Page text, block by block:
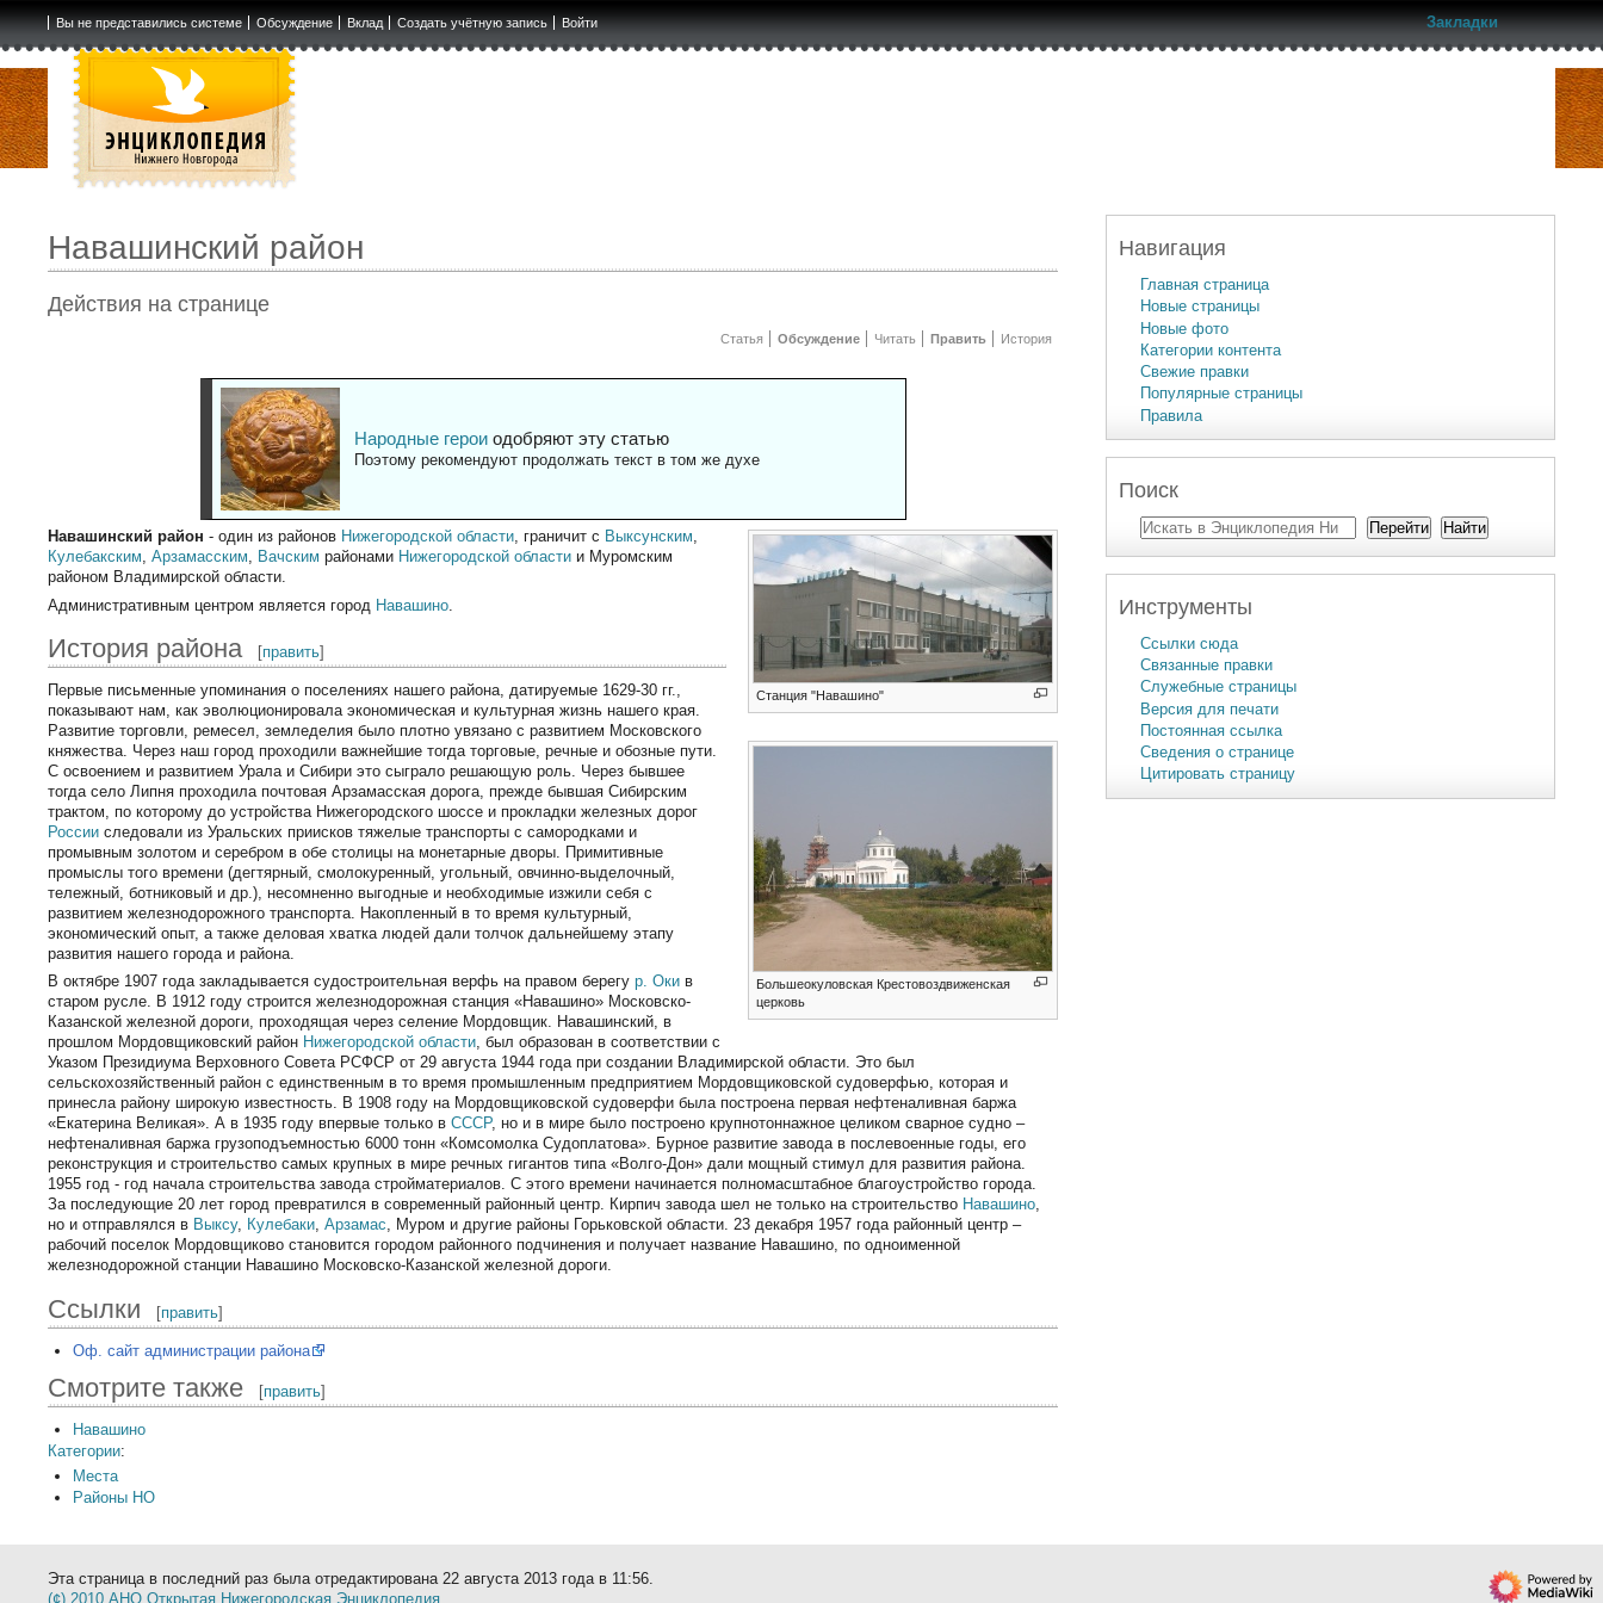
Вы не представились системе Обсуждение Вклад Создать учётную запись Войти Закладки
Навашинский район
Действия на странице
Статья Обсуждение Читать Править История
Народные героиодобряют эту статью
Поэтому рекомендуют продолжать текст в том же духе
Станция "Навашино"
Большеокуловская Крестовоздвиженская
церковь
Навашинский район - один из районов Нижегородской области, граничит с Выксунским,
Кулебакским,Арзамасским, Вачским районами Нижегородской области и Муромским
районом Владимирской области.
Административным центром является город Навашино
История района [править]
Первые письменные упоминания о поселениях нашего района, датируемые 1629-30 гг.,
показывают нам, как эволюционировала экономическая и культурная жизнь нашего края.
Развитие торговли, ремесел, земледелия было плотно увязано с развитием Московского
княжества. Через наш город проходили важнейшие тогда торговые, речные и обозные пути.
С освоением и развитием Урала и Сибири это сыграло решающую роль. Через бывшее
тогда село Липня проходила почтовая Арзамасская дорога, прежде бывшая Сибирским
трактом, по которому до устройства Нижегородского шоссе и прокладки железных дорог
России следовали из Уральских приисков тяжелые транспорты с самородками и
промывным золотом и серебром в обе столицы на монетарные дворы. Примитивные
промыслы того времени (дегтярный, смолокуренный, угольный, овчинно-выделочный,
тележный, ботниковый и др.), несомненно выгодные и необходимые изжили себя с
развитием железнодорожного транспорта. Накопленный в то время культурный,
экономический опыт, а также деловая хватка людей дали толчок дальнейшему этапу
развития нашего города и района.
В октябре 1907 года закладывается судостроительная верфь на правом берегур. Оки в
старом русле. В 1912 году строится железнодорожная станция «Навашино» Московско-
Казанской железной дороги, проходящая через селение Мордовщик. Навашинский, в
прошлом Мордовщиковский район Нижегородской области, был образован в соответствии с
Указом Президиума Верховного Совета РСФСР от 29 августа 1944 года при создании Владимирской области. Это был
сельскохозяйственный район с единственным в то время промышленным предприятием Мордовщиковской судоверфью, которая и
принесла району широкую известность. В 1908 году на Мордовщиковской судоверфи была построена первая нефтеналивная баржа
«Екатерина Великая». А в 1935 году впервые только вСССР, но и в мире было построено крупнотоннажное целиком сварное судно –
нефтеналивная баржа грузоподъемностью 6000 тонн «Комсомолка Судоплатова». Бурное развитие завода в послевоенные годы, его
реконструкция и строительство самых крупных в мире речных гигантов типа «Волго-Дон» дали мощный стимул для развития района.
1955 год - год начала строительства завода стройматериалов. С этого времени начинается полномасштабное благоустройство города.
За последующие 20 лет город превратился в современный районный центр. Кирпич завода шел не только на строительство Навашино,
но и отправлялся в Выксу, Кулебаки,Арзамас, Муром и другие районы Горьковской области. 23 декабря 1957 года районный центр –
рабочий поселок Мордовщиково становится городом районного подчинения и получает название Навашино, по одноименной
железнодорожной станции Навашино Московско-Казанской железной дороги.
Ссылки [править]
Оф. сайт администрации района
Смотрите также [править]
Навашино
Категории:
Места
Районы НО
Навигация
Главная страница
Новые страницы
Новые фото
Категории контента
Свежие правки
Популярные страницы
Правила
Поиск
Инструменты
Ссылки сюда
Связанные правки
Служебные страницы
Версия для печати
Постоянная ссылка
Сведения о странице
Цитировать страницу
Эта страница в последний раз была отредактирована 22 августа 2013 года в 11:56.
(¢) 2010 АНО Открытая Нижегородская Энциклопедия